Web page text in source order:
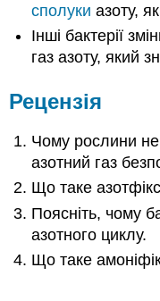
сполуки азоту,
Інші бактерії
газ азоту, який
Рецензія
Чому рослини
азотний газ
Що таке
Поясніть, чому
азотного циклу.
Що таке